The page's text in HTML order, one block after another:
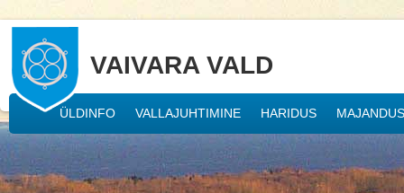
VAIVARA VALD
ÜLDINFO VALLAJUHTIMINE HARIDUS MAJANDUS